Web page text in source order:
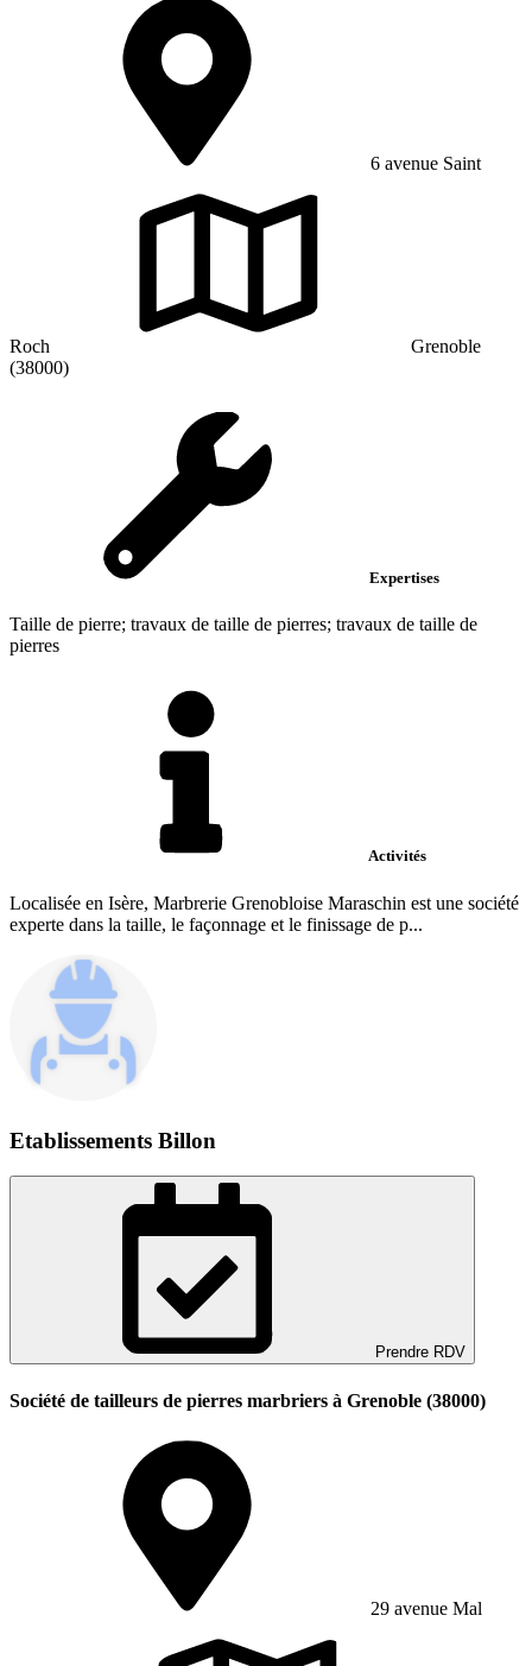
6 avenue Saint
Roch
Grenoble
(38000)
Expertises
Taille de pierre; travaux de taille de pierres; travaux de taille de
pierres
Activités
Localisée en Isère, Marbrerie Grenobloise Maraschin est une société
experte dans la taille, le façonnage et le finissage de p...
Etablissements Billon
Prendre RDV
Société de tailleurs de pierres marbriers à Grenoble (38000)
29 avenue Mal